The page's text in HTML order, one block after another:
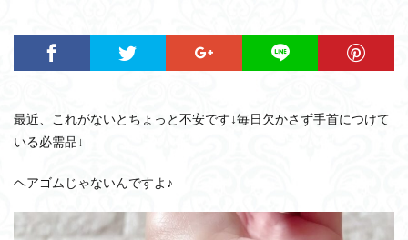
最近、これがないとちょっと不安です↓毎日欠かさず手首につけて
いる必需品↓
ヘアゴムじゃないんですよ♪